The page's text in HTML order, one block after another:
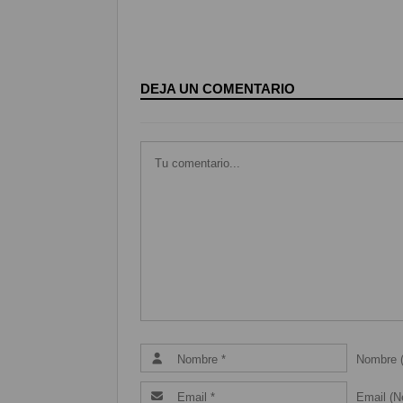
DEJA UN COMENTARIO
Nombre
Email